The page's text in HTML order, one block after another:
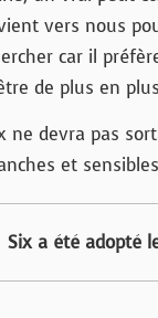
vers nous
car il
de plus en
ne devra pas
et
Six a été adopté